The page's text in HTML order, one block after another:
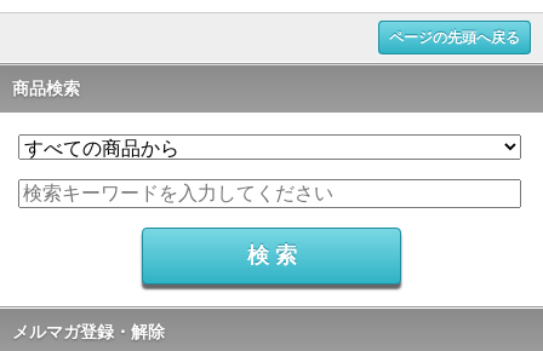
ページの先頭へ戻る
商品検索
メルマガ登録・解除